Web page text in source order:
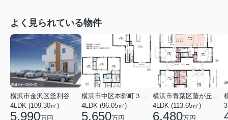
よく見られている物件
4LDK (109.30㎡)
5,990万円
4LDK (96.05㎡)
5,650万円
4LDK (113.65㎡)
6,480万円